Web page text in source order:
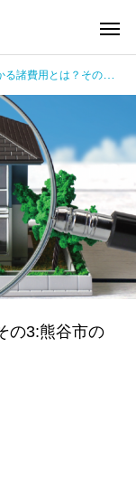
その3:熊谷市のアットハウスが解説！
の3:熊谷市の